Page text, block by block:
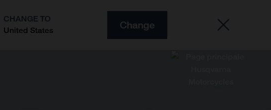
CHANGE TO
United States
Change